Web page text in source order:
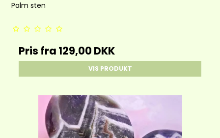
Palm sten
Pris fra 129,00 DKK
VIS PRODUKT